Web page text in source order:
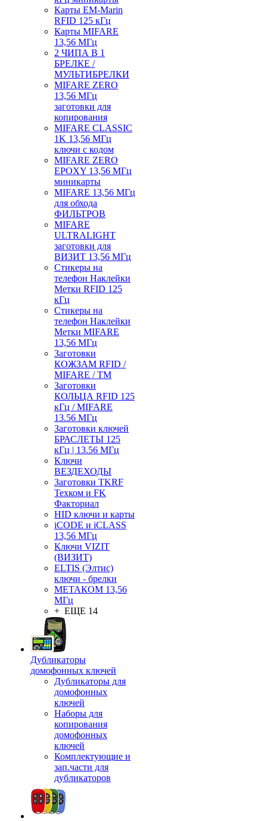
Карты EM-Marin
RFID 125 кГц
Карты MIFARE
13,56 МГц
2 ЧИПА В 1
БРЕЛКЕ /
МУЛЬТИБРЕЛКИ
MIFARE ZERO
13,56 МГц
заготовки для
копирования
MIFARE CLASSIC
1K 13,56 МГц
ключи с кодом
MIFARE ZERO
EPOXY 13,56 МГц
миникарты
MIFARE 13,56 МГц
для обхода
ФИЛЬТРОВ
MIFARE
ULTRALIGHT
заготовки для
ВИЗИТ 13,56 МГц
Стикеры на
телефон Наклейки
Метки RFID 125
кГц
Стикеры на
телефон Наклейки
Метки MIFARE
13,56 МГц
Заготовки
КОЖЗАМ RFID /
MIFARE / TM
Заготовки
КОЛЬЦА RFID 125
кГц / MIFARE
13.56 МГц
Заготовки ключей
БРАСЛЕТЫ 125
кГц | 13.56 МГц
Ключи
ВЕЗДЕХОДЫ
Заготовки TKRF
Техком и FK
Факториал
HID ключи и карты
iCODE и iCLASS
13,56 МГц
Ключи VIZIT
(ВИЗИТ)
ELTIS (Элтис)
ключи - брелки
МЕТАКОМ 13,56
МГц
+ ЕЩЕ 14
Дубликаторы
домофонных ключей
Дубликаторы для
домофонных
ключей
Наборы для
копирования
домофонных
ключей
Комплектующие и
зап.части для
дубликаторов